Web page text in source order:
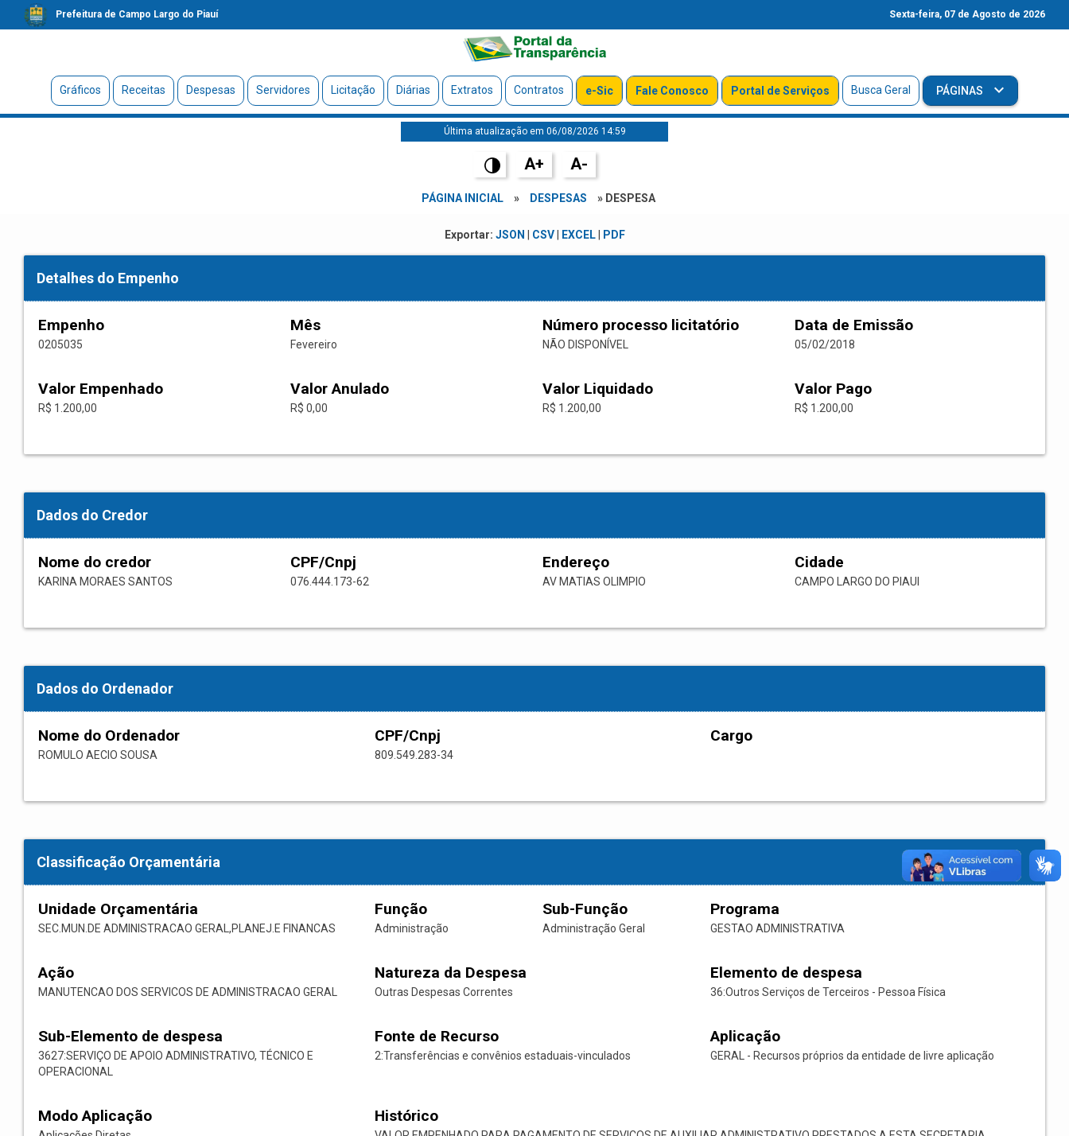
Prefeitura de Campo Largo do Piauí Sexta-feira, 07 de Agosto de 2026
Gráficos Receitas Despesas Servidores Licitação Diárias Extratos Contratos e-Sic Fale Conosco Portal de Serviços Busca Geral PÁGINAS
Última atualização em 06/08/2026 14:59
A+ A-
PÁGINA INICIAL » DESPESAS » DESPESA
Exportar: JSON CSV| EXCEL| PDF
Detalhes do Empenho
Empenho
0205035
Mês
Fevereiro
Número processo licitatório
NÃO DISPONÍVEL
Data de Emissão
05/02/2018
Valor Empenhado
R$ 1.200,00
Valor Anulado
R$ 0,00
Valor Liquidado
R$ 1.200,00
Valor Pago
R$ 1.200,00
Dados do Credor
Nome do credor
KARINA MORAES SANTOS
CPF/Cnpj
076.444.173-62
Endereço
AV MATIAS OLIMPIO
Cidade
CAMPO LARGO DO PIAUI
Dados do Ordenador
Nome do Ordenador
ROMULO AECIO SOUSA
CPF/Cnpj
809.549.283-34
Cargo
Classificação Orçamentária
Unidade Orçamentária
SEC.MUN.DE ADMINISTRACAO GERAL,PLANEJ.E FINANCAS
Função
Administração
Sub-Função
Administração Geral
Programa
GESTAO ADMINISTRATIVA
Ação
MANUTENCAO DOS SERVICOS DE ADMINISTRACAO GERAL
Natureza da Despesa
Outras Despesas Correntes
Elemento de despesa
36:Outros Serviços de Terceiros - Pessoa Física
Sub-Elemento de despesa
3627:SERVIÇO DE APOIO ADMINISTRATIVO, TÉCNICO E
OPERACIONAL
Fonte de Recurso
2:Transferências e convênios estaduais-vinculados
Aplicação
GERAL - Recursos próprios da entidade de livre aplicação
Modo Aplicação Histórico